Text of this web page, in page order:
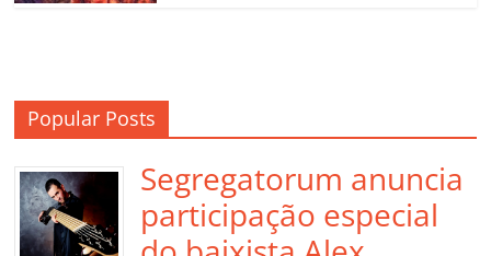
Popular Posts
Segregatorum anuncia
participação especial